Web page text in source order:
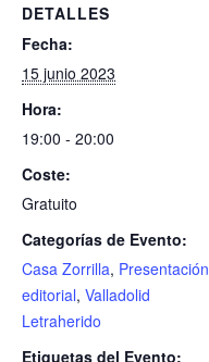
DETALLES
Fecha:
15 junio 2023
Hora:
19:00 - 20:00
Coste:
Gratuito
Categorías de Evento:
Casa Zorrilla, Presentación
editorial, Valladolid
Letraherido
Etiquetas del Evento: